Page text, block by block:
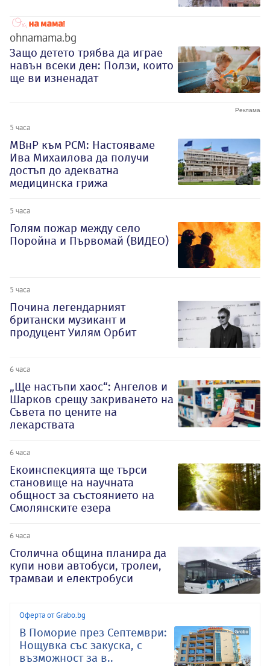
ohnamama.bg
Защо детето трябва да играе
навън всеки ден: Ползи, които
ще ви изненадат
5 часа
МВнР към РСМ: Настояваме
Ива Михаилова да получи
достъп до адекватна
медицинска грижа
5 часа
Голям пожар между село
Поройна и Първомай (ВИДЕО)
5 часа
Почина легендарният
британски музикант и
продуцент Уилям Орбит
6 часа
„Ще настъпи хаос“: Ангелов и
Шарков срещу закриването на
Съвета по цените на
лекарствата
6 часа
Екоинспекцията ще търси
становище на научната
общност за състоянието на
Смолянските езера
6 часа
Столична община планира да
купи нови автобуси, тролеи,
трамваи и електробуси
Оферта от Grabo.bg
В Поморие през Септември:
Нощувка със закуска, с
възможност за в..